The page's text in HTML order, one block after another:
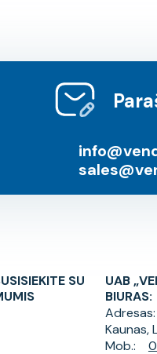
SU
UAB
BIURAS:
Adresas:
Kaunas,
Mob.: